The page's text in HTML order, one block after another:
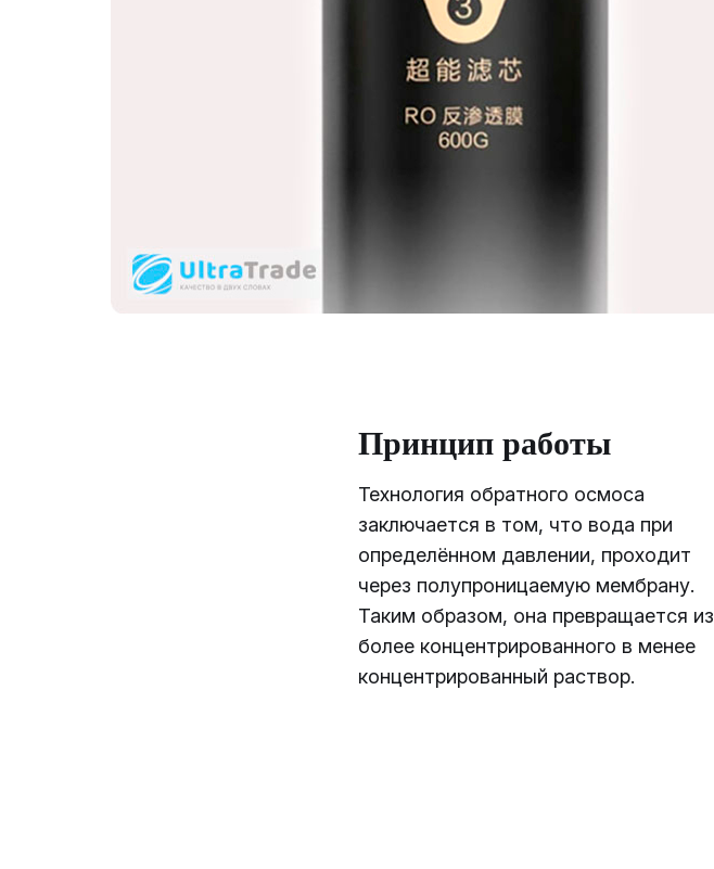
Принцип работы
Технология обратного осмоса
заключается в том, что вода при
определённом давлении, проходит
через полупроницаемую мембрану.
Таким образом, она превращается из
более концентрированного в менее
концентрированный раствор.